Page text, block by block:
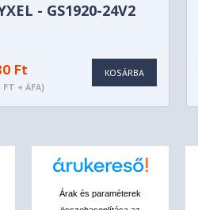
- GS1920-24V2
Ft
+ ÁFA)
KOSÁRBA
Árak és paraméterek